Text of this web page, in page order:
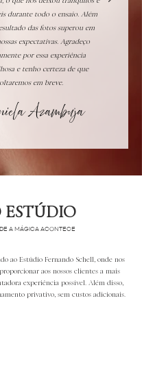
o que nos deixou tranquilos e
durante todo o ensaio. Além
das fotos superou em
expectativas. Agradeço
por essa experiência
e tenho certeza de que
em breve.
Azambuja
ESTÚDIO
A MÁGICA ACONTECE
ao Estúdio Fernando Schell, onde nos
aos nossos clientes a mais
experiência possível. Além disso,
privativo, sem custos adicionais.